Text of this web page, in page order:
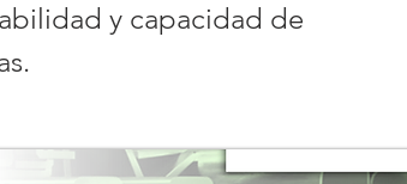
y capacidad de